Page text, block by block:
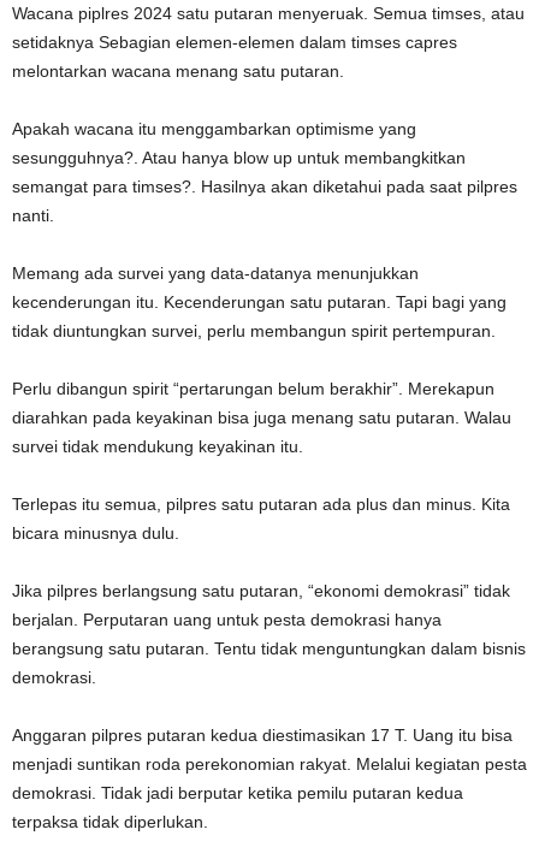
Wacana piplres 2024 satu putaran menyeruak. Semua timses, atau
setidaknya Sebagian elemen-elemen dalam timses capres
melontarkan wacana menang satu putaran.
Apakah wacana itu menggambarkan optimisme yang
sesungguhnya?. Atau hanya blow up untuk membangkitkan
semangat para timses?. Hasilnya akan diketahui pada saat pilpres
nanti.
Memang ada survei yang data-datanya menunjukkan
kecenderungan itu. Kecenderungan satu putaran. Tapi bagi yang
tidak diuntungkan survei, perlu membangun spirit pertempuran.
Perlu dibangun spirit “pertarungan belum berakhir”. Merekapun
diarahkan pada keyakinan bisa juga menang satu putaran. Walau
survei tidak mendukung keyakinan itu.
Terlepas itu semua, pilpres satu putaran ada plus dan minus. Kita
bicara minusnya dulu.
Jika pilpres berlangsung satu putaran, “ekonomi demokrasi” tidak
berjalan. Perputaran uang untuk pesta demokrasi hanya
berangsung satu putaran. Tentu tidak menguntungkan dalam bisnis
demokrasi.
Anggaran pilpres putaran kedua diestimasikan 17 T. Uang itu bisa
menjadi suntikan roda perekonomian rakyat. Melalui kegiatan pesta
demokrasi. Tidak jadi berputar ketika pemilu putaran kedua
terpaksa tidak diperlukan.